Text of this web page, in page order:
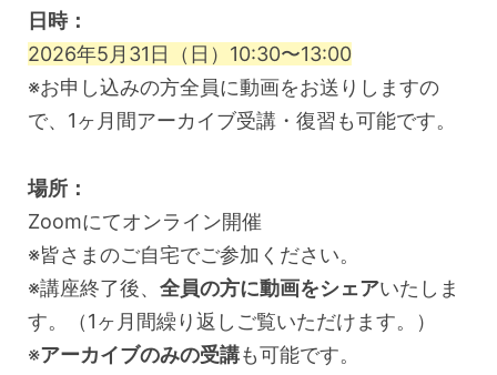
日時：
2026年5月31日（日）10:30〜13:00
※お申し込みの方全員に動画をお送りしますの
で、1ヶ月間アーカイブ受講・復習も可能です。
場所：
Zoomにてオンライン開催
※皆さまのご自宅でご参加ください。
※講座終了後、 全員の方に動画をシェアいたしま
す。（1ヶ月間繰り返しご覧いただけます。）
※アーカイブのみの受講も可能です。